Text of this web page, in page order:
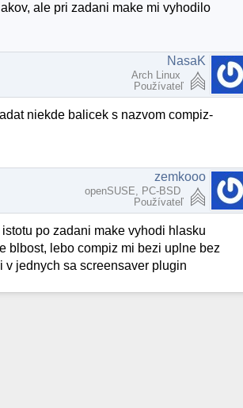
ale pri zadani make mi vyhodilo
NasaK
Arch Linux
Používateľ
niekde balicek s nazvom compiz-
zemkooo
openSUSE, PC-BSD
Používateľ
po zadani make vyhodi hlasku
blbost, lebo compiz mi bezi uplne bez
v jednych sa screensaver plugin